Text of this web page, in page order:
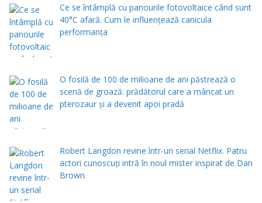
Ce se întâmplă cu panourile fotovoltaice când sunt
40°C afară. Cum le influențează canicula
performanța
O fosilă de 100 de milioane de ani păstrează o
scenă de groază: prădătorul care a mâncat un
pterozaur și a devenit apoi pradă
Robert Langdon revine într-un serial Netflix. Patru
actori cunoscuți intră în noul mister inspirat de Dan
Brown